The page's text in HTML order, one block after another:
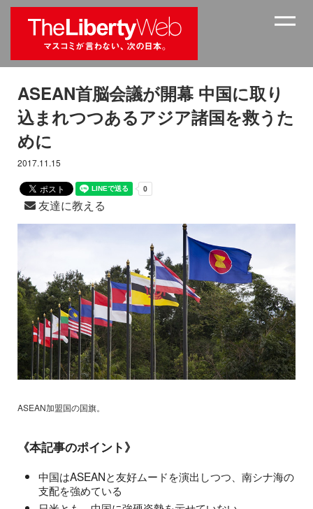
ASEAN首脳会議が開幕 中国に取り
込まれつつあるアジア諸国を救うた
めに
2017.11.15
友達に教える
ASEAN加盟国の国旗。
《本記事のポイント》
中国はASEANと友好ムードを演出しつつ、南シナ海の
支配を強めている